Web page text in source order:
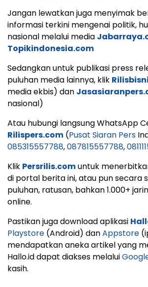
Jangan lewatkan juga menyimak
informasi terkini mengenai politik,
nasional melalui media
Topikindonesia.com
Sedangkan untuk publikasi press
puluhan media lainnya, klik
media ekbis) dan
nasional)
Atau hubungi langsung WhatsApp
Rilispers.com (Pusat Siaran Pers
085315557788,087815557788,
Klik Persrilis.comuntuk
di portal berita ini, atau pun secara
puluhan, ratusan, bahkan 1.000+
online.
Pastikan juga download aplikasi
Playstore (Android) danAppstore
mendapatkan aneka artikel yang
Hallo.id dapat diakses melalui
kasih.